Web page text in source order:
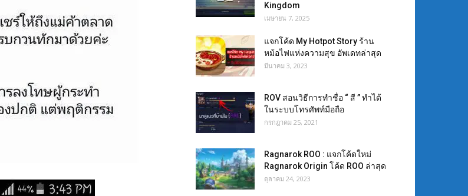
Kingdom
เมษายน 7, 2025
แจกโค้ด My Hotpot Story ร้าน
หม้อไฟแห่งความสุข อัพเดทล่าสุด
มีนาคม 3, 2023
ROV สอนวิธีการทำชื่อ “ สี ” ทำได้
ในระบบโทรศัพท์มือถือ
กรกฎาคม 25, 2021
Ragnarok ROO : แจกโค้ดใหม่
Ragnarok Origin โค้ด ROO ล่าสุด
ตุลาคม 24, 2023